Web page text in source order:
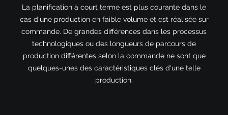
La planification à court terme est plus courante dans le
cas d'une production en faible volume et est réalisée sur
commande. De grandes différences dans les processus
technologiques ou des longueurs de parcours de
production différentes selon la commande ne sont que
quelques-unes des caractéristiques clés d'une telle
production.